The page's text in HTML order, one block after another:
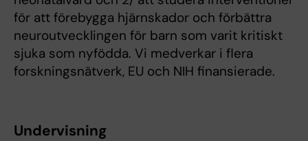
för att förebygga hjärnskador och förbättra
neuroutvecklingen för barn som varit kritiskt
sjuka som nyfödda. Vi medverkar i flera
forskningsnätverk, EU och NIH finansierade.
Undervisning